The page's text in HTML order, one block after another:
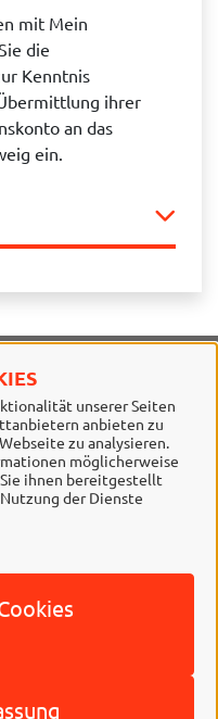
unserer Seiten
anbieten zu
zu analysieren.
möglicherweise
ihnen bereitgestellt
der Dienste
mit Mein
die
Kenntnis
ihrer
an das
ein.